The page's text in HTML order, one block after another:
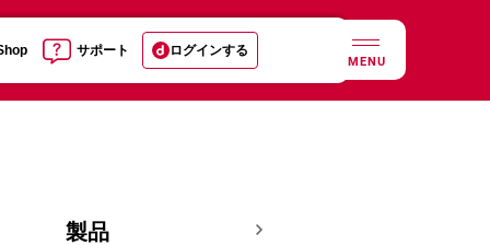
サポート ログインする
MENU
製品